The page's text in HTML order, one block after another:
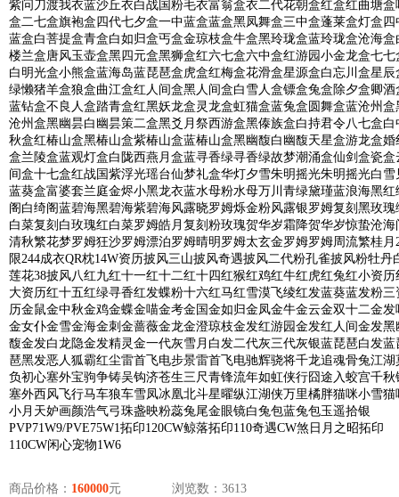
紫问刀渡我衣蓝沙丘衣白战国粉毛衣富翁盒衣二代花朝盒红盒红曲塘盒
盒二七盒旗袍盒四代七夕盒一中蓝盒蓝盒黑凤舞盒三中盒蓬莱盒灯盒四
蓝盒白菩提盒青盒白如归盒丐盒金琼枝盒牛盒黑玲珑盒蓝玲珑盒沧海盒
楼兰盒唐风玉壶盒黑四元盒黑狮盒红六七盒六中盒红游园小金龙盒七七
白明光盒小熊盒蓝海岛蓝琵琶盒虎盒红梅盒花滑盒星源盒白忘川盒星辰
绿懒猪羊盒狼盒曲江盒红人间盒黑人间盒白雪人盒镖盒兔盒除夕盒卿酒
蓝钻盒不良人盒踏青盒红黑妖龙盒灵龙盒虹猫盒蓝兔盒圆舞盒蓝沧州盒
沧州盒黑幽昙白幽昙策二盒黑爻月祭西游盒黑傣族盒白持君令八七盒白
秋盒红椿山盒黑椿山盒紫椿山盒蓝椿山盒黑幽馥白幽馥天星盒游龙盒婚
盒兰陵盒蓝观灯盒白陇西燕月盒蓝寻香绿寻香绿故梦潮涌盒仙剑盒瓷盒
间盒十七盒红战国紫浮光瑶台仙梦礼盒华灯夕雪朱明摇光朱明摇光白雪
蓝葵盒富婆套兰庭金烬小黑龙衣蓝水母粉水母万川青绿黛瑾蓝浪海黑红
阁白绮阁蓝碧海黑碧海紫碧海风露晓罗姆烁金粉风露银罗姆复刻黑玫瑰
白菜复刻白玫瑰红白菜罗姆皓月复刻粉玫瑰贺华岁霜降贺华岁惊蛰沧海
清秋繁花梦罗姆狂沙罗姆漂泊罗姆晴明罗姆太玄金罗姆罗姆周流繁桂月
限244成衣QR枕14W资历披风三山披风奇遇披风二代粉孔雀披风粉牡丹
莲花38披风八红九红十一红十二红十四红猴红鸡红牛红虎红兔红小资历
大资历红十五红绿寻香红发蝶粉十六红马红雪漠飞绫红发蓝葵蓝发粉三
历金鼠金中秋金鸡金蝶金喵金考金国金如归金凤金牛金云金双十二金发
金女仆金雪金海金刺金蔷薇金龙金澄琼枝金发红游园金发红人间金发黑
馥金发白龙隐金发精灵金一代灰雪月白发二代灰三代灰银蓝琵琶白发蓝
琶黑发恶人狐霸红尘雷首飞电步景雷首飞电驰辉骁将千龙追魂骨兔江湖
负初心塞外宝驹争铸吴钩济苍生三尺青锋流年如虹侠行囧途入蛟宫千秋
塞外西风飞行马车狼车雪凤冰凰北斗星曜纵江湖侠万里橘胖猫咪小雪猫
小月天妒画颜浩气弓珠盏映粉蕊兔尾金眼镜白兔包蓝兔包玉遥拾银
PVP71W9/PVE75W1拓印120CW鲸落拓印110奇遇CW煞日月之昭拓印
110CW闲心宠物1W6
商品价格： 160000元 浏览数：3613